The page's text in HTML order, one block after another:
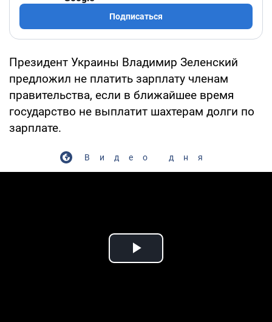
Подписаться
Президент Украины Владимир Зеленский
предложил не платить зарплату членам
правительства, если в ближайшее время
государство не выплатит шахтерам долги по
зарплате.
Видео дня
Play Video